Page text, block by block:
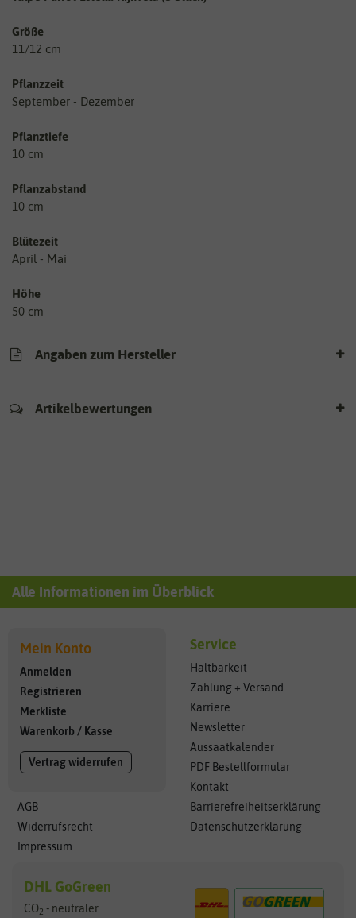
Größe
11/12 cm
Pflanzzeit
September - Dezember
Pflanztiefe
10 cm
Pflanzabstand
10 cm
Blütezeit
April - Mai
Höhe
50 cm
Angaben zum Hersteller
Artikelbewertungen
Alle Informationen im Überblick
Mein Konto
Anmelden
Registrieren
Merkliste
Warenkorb / Kasse
Vertrag widerrufen
AGB
Widerrufsrecht
Impressum
Service
Haltbarkeit
Zahlung + Versand
Karriere
Newsletter
Aussaatkalender
PDF Bestellformular
Kontakt
Barrierefreiheitserklärung
Datenschutzerklärung
DHL GoGreen
CO2 - neutraler